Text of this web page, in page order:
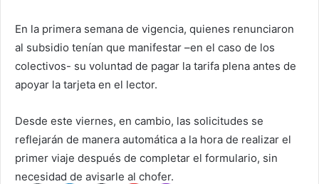
En la primera semana de vigencia, quienes renunciaron
al subsidio tenían que manifestar –en el caso de los
colectivos- su voluntad de pagar la tarifa plena antes de
apoyar la tarjeta en el lector.
Desde este viernes, en cambio, las solicitudes se
reflejarán de manera automática a la hora de realizar el
primer viaje después de completar el formulario, sin
necesidad de avisarle al chofer.